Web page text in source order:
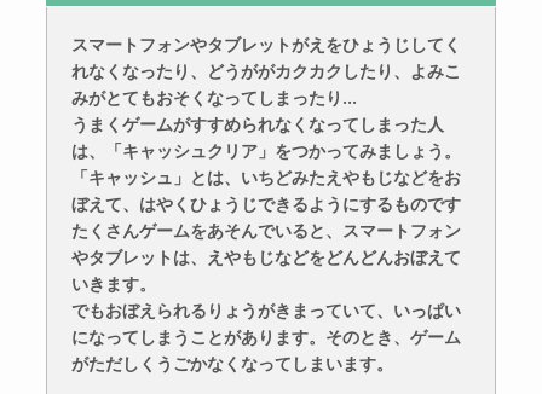
スマートフォンやタブレットがえをひょうじしてく
れなくなったり、どうががカクカクしたり、よみこ
みがとてもおそくなってしまったり…
うまくゲームがすすめられなくなってしまった人
は、「キャッシュクリア」をつかってみましょう。
「キャッシュ」とは、いちどみたえやもじなどをお
ぼえて、はやくひょうじできるようにするものです
たくさんゲームをあそんでいると、スマートフォン
やタブレットは、えやもじなどをどんどんおぼえて
いきます。
でもおぼえられるりょうがきまっていて、いっぱい
になってしまうことがあります。そのとき、ゲーム
がただしくうごかなくなってしまいます。